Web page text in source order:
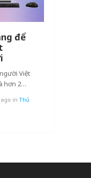
để
Việt
hơn 2…
in Thủ